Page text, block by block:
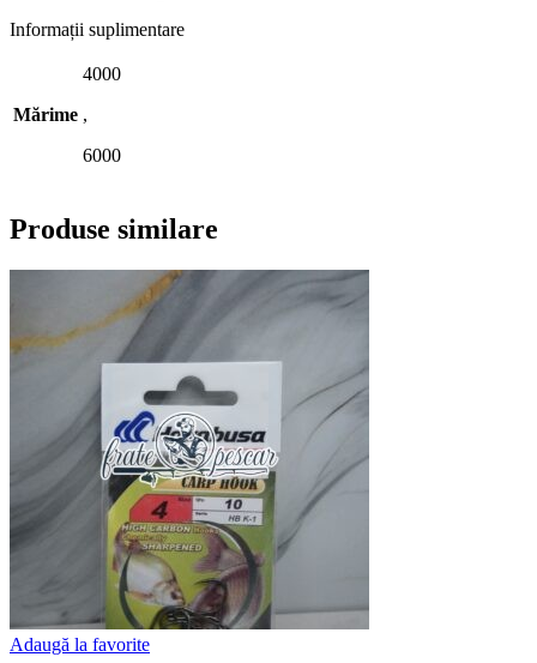
Informații suplimentare
Mărime
4000
,
6000
Produse similare
Adaugă la favorite